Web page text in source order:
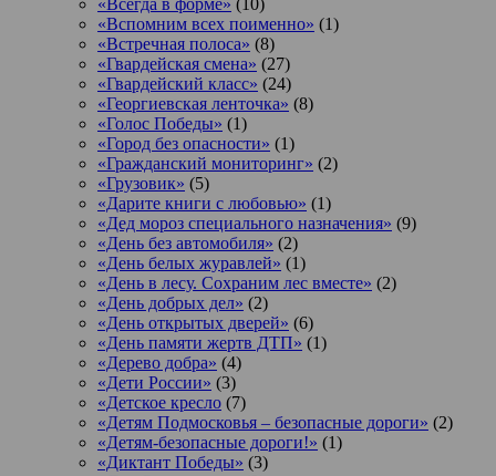
«Вспомним всех поименно» (1)
«Встречная полоса» (8)
«Гвардейская смена» (27)
«Гвардейский класс» (24)
«Георгиевская ленточка» (8)
«Голос Победы» (1)
«Город без опасности» (1)
«Гражданский мониторинг» (2)
«Грузовик» (5)
«Дарите книги с любовью» (1)
«Дед мороз специального назначения» (9)
«День без автомобиля» (2)
«День белых журавлей» (1)
«День в лесу. Сохраним лес вместе» (2)
«День добрых дел» (2)
«День открытых дверей» (6)
«День памяти жертв ДТП» (1)
«Дерево добра» (4)
«Дети России» (3)
«Детское кресло (7)
«Детям Подмосковья – безопасные дороги» (2)
«Детям-безопасные дороги!» (1)
«Диктант Победы» (3)